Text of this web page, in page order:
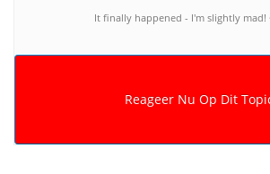
It finally happened - I'm slightly mad!